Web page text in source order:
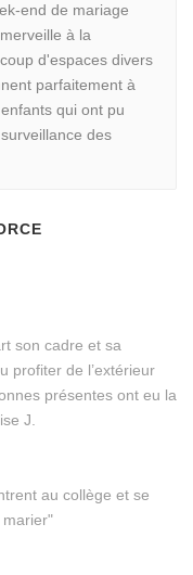
end de mariage
à la
d'espaces divers
parfaitement à
qui ont pu
des
son cadre et sa
profiter de l’extérieur
présentes ont eu la
J.
au collège et se